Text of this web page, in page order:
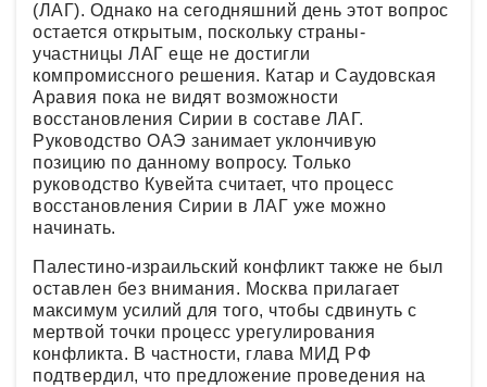
(ЛАГ). Однако на сегодняшний день этот вопрос
остается открытым, поскольку страны-
участницы ЛАГ еще не достигли
компромиссного решения. Катар и Саудовская
Аравия пока не видят возможности
восстановления Сирии в составе ЛАГ.
Руководство ОАЭ занимает уклончивую
позицию по данному вопросу. Только
руководство Кувейта считает, что процесс
восстановления Сирии в ЛАГ уже можно
начинать.
Палестино-израильский конфликт также не был
оставлен без внимания. Москва прилагает
максимум усилий для того, чтобы сдвинуть с
мертвой точки процесс урегулирования
конфликта. В частности, глава МИД РФ
подтвердил, что предложение проведения на